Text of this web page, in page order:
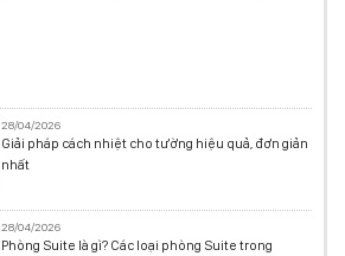
28/04/2026
Giải pháp cách nhiệt cho tường hiệu quả, đơn giản
nhất
28/04/2026
Phòng Suite là gì? Các loại phòng Suite trong